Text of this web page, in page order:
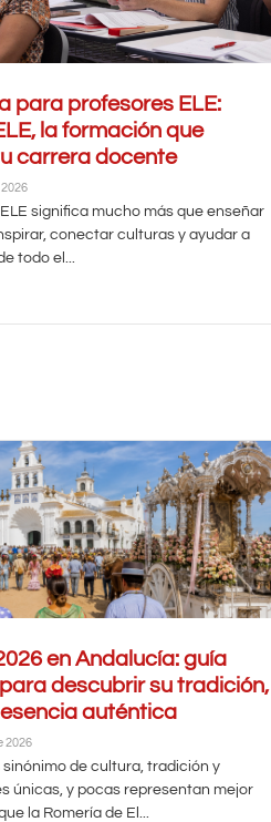
para profesores ELE:
la formación que
carrera docente
2026
significa mucho más que enseñar
conectar culturas y ayudar a
todo el...
en Andalucía: guía
descubrir su tradición,
auténtica
2026
sinónimo de cultura, tradición y
únicas, y pocas representan mejor
la Romería de El...